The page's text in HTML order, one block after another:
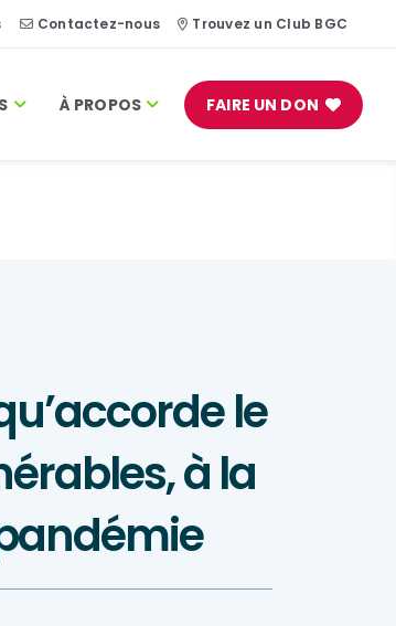
Contactez-nous Trouvez un Club BGC
À PROPOS FAIRE UN DON
le
à la